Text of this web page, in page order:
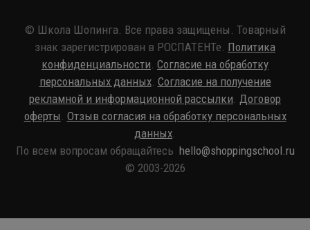
© Школа Шопинга. Все права защищены. Товарный
знак зарегистрирован в РОСПАТЕНТе. Политика
конфиденциальности Согласие на обработку
персональных данных. Согласие на получение
рекламной и информационной рассылки Договор
оферты Отзыв согласия на обработку персональных
данных
По всем вопросам обращайтесь hello@shoppingschool.ru
© 2003-2026